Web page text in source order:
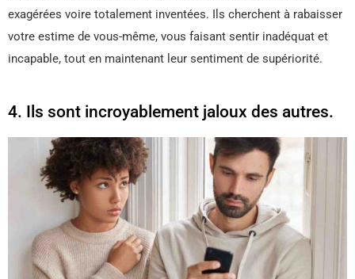
exagérées voire totalement inventées. Ils cherchent à rabaisser
votre estime de vous-même, vous faisant sentir inadéquat et
incapable, tout en maintenant leur sentiment de supériorité.
4. Ils sont incroyablement jaloux des autres.